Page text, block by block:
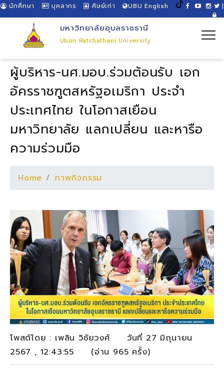
นักศึกษา บุคลากร ศิษย์เก่า UBU English |
มหาวิทยาลัยอุบลราชธานี
Ubon Ratchathani University
ผู้บริหาร-นศ.มอบ.ร่วมต้อนรับ เอก
อัครราชฑูตสหรัฐอเมริกา ประจำ
ประเทศไทย ในโอกาสเยือน
มหาวิทยาลัย แลกเปลี่ยน และหารือ
ความร่วมมือ
Home ภาพกิจกรรม
โพสต์โดย : เพลิน วิชัยวงศ์ วันที่ 27 มิถุนายน
2567 , 12:43:55 (อ่าน 965 ครั้ง)